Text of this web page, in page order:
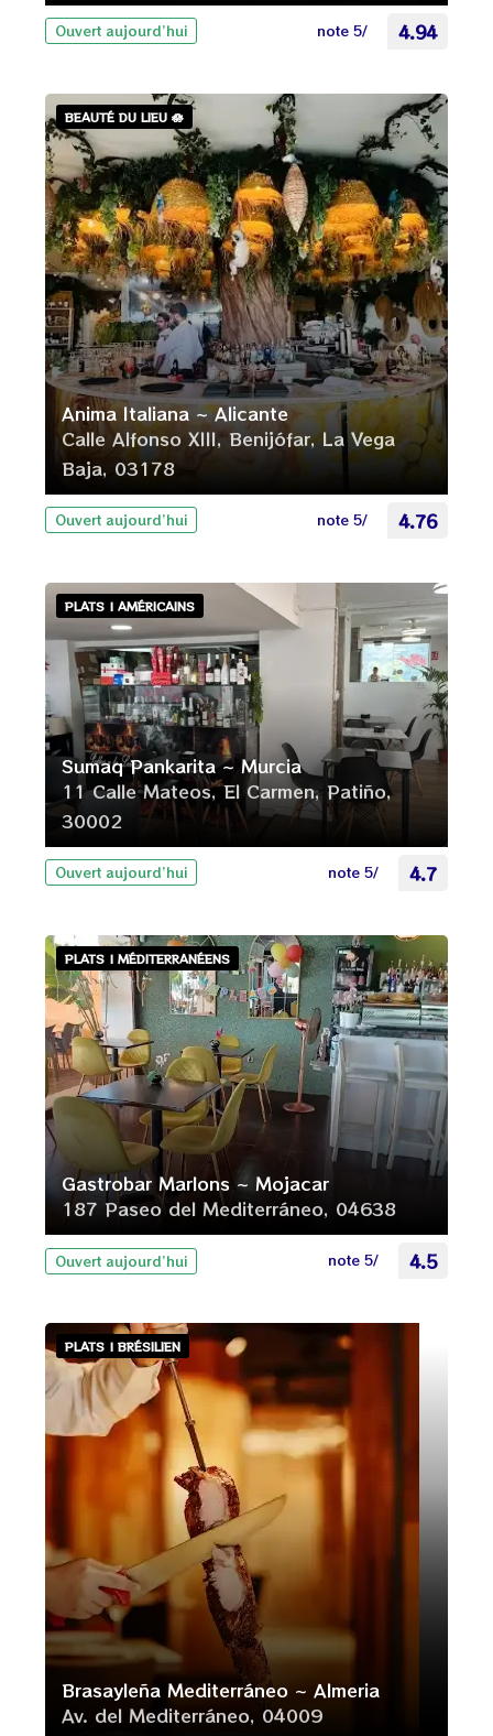
Ouvert aujourd’hui note 5/ 4.94
BEAUTÉ DU LIEU 🪷
Anima Italiana ~ Alicante
Calle Alfonso XIII, Benijófar, La Vega
Baja, 03178
Ouvert aujourd’hui note 5/ 4.76
PLATS | AMÉRICAINS
Sumaq Pankarita ~ Murcia
11 Calle Mateos, El Carmen, Patiño,
30002
Ouvert aujourd’hui note 5/ 4.7
PLATS | MÉDITERRANÉENS
Gastrobar Marlons ~ Mojacar
187 Paseo del Mediterráneo, 04638
Ouvert aujourd’hui note 5/ 4.5
PLATS | BRÉSILIEN
Brasayleña Mediterráneo ~ Almeria
Av. del Mediterráneo, 04009